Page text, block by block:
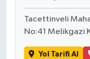
Tacettinveli
No:41 Melikgazi
Yol Tarifi Al